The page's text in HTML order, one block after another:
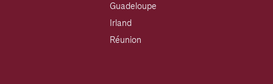
Guadeloupe
Irland
Réunion